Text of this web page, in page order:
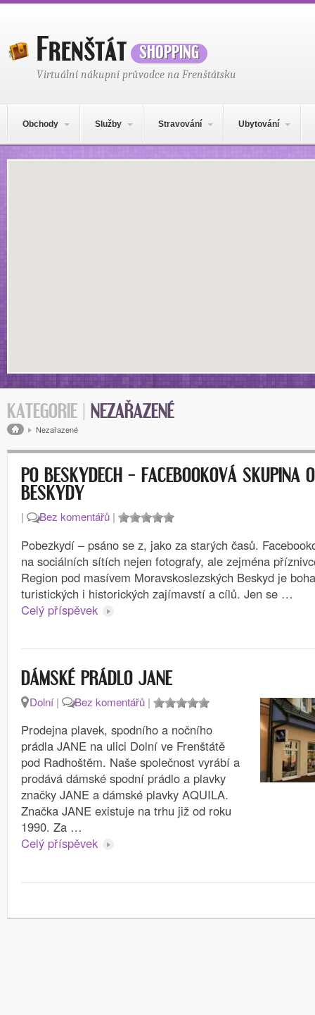
Frenštátshopping
Virtuální nákupní průvodce na Frenštátsku
Obchody Služby Stravování Ubytování
Mapa obsahu
KATEGORIE | NEZAŘAZENÉ
Drobečková navigace
Nezařazené
PO BESKYDECH – FACEBOOKOVÁ SKUPINA
BESKYDY
| Bez komentářů |
Pobezkydí – psáno se z, jako za starých časů.
na sociálních sítích nejen fotografy, ale zejména
Region pod masívem Moravskoslezských Beskyd je
turistických i historických zajímavstí a cílů. Jen se …
Celý příspěvek
DÁMSKÉ PRÁDLO JANE
Dolní| Bez komentářů |
Prodejna plavek, spodního a nočního
prádla JANE na ulici Dolní ve Frenštátě
pod Radhoštěm. Naše společnost vyrábí a
prodává dámské spodní prádlo a plavky
značky JANE a dámské plavky AQUILA.
Značka JANE existuje na trhu již od roku
1990. Za …
Celý příspěvek